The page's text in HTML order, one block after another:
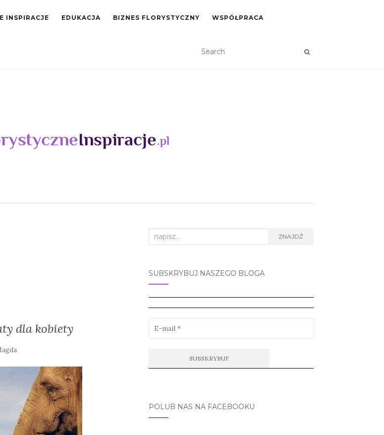
INSPIRACJE EDUKACJA BIZNES FLORYSTYCZNY WSPÓŁPRACA
dla kobiety
Search
ZNAJDŹ
SUBSKRYBUJ NASZEGO BLOGA
POLUB NAS NA FACEBOOKU